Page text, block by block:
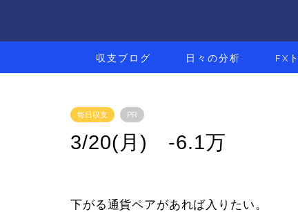
収支ブログ 日々の分析 FX
毎日収支 PR
3/20(月) -6.1万
下がる通貨ペアがあれば入りたい。